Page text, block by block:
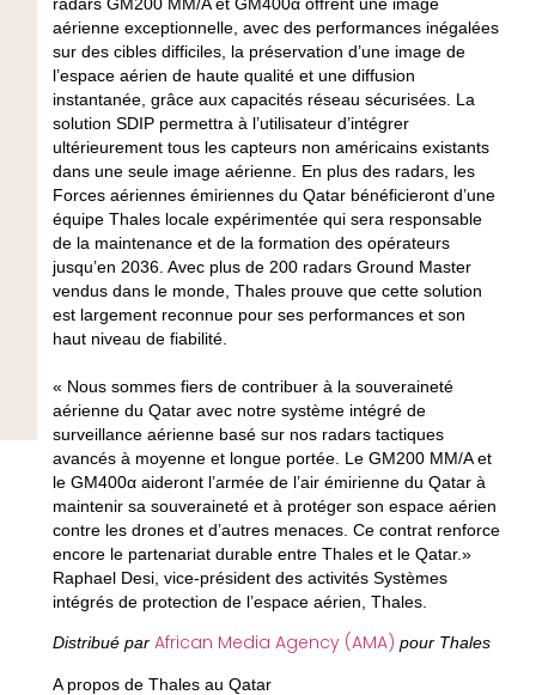
aérienne exceptionnelle, avec des performances inégalées
sur des cibles difficiles, la préservation d’une image de
l’espace aérien de haute qualité et une diffusion
instantanée, grâce aux capacités réseau sécurisées. La
solution SDIP permettra à l’utilisateur d’intégrer
ultérieurement tous les capteurs non américains existants
dans une seule image aérienne. En plus des radars, les
Forces aériennes émiriennes du Qatar bénéficieront d’une
équipe Thales locale expérimentée qui sera responsable
de la maintenance et de la formation des opérateurs
jusqu’en 2036. Avec plus de 200 radars Ground Master
vendus dans le monde, Thales prouve que cette solution
est largement reconnue pour ses performances et son
haut niveau de fiabilité.
« Nous sommes fiers de contribuer à la souveraineté
aérienne du Qatar avec notre système intégré de
surveillance aérienne basé sur nos radars tactiques
avancés à moyenne et longue portée. Le GM200 MM/A et
le GM400α aideront l’armée de l’air émirienne du Qatar à
maintenir sa souveraineté et à protéger son espace aérien
contre les drones et d’autres menaces. Ce contrat renforce
encore le partenariat durable entre Thales et le Qatar.»
Raphael Desi, vice-président des activités Systèmes
intégrés de protection de l’espace aérien, Thales.
Distribué par African Media Agency (AMA) pour Thales
A propos de Thales au Qatar